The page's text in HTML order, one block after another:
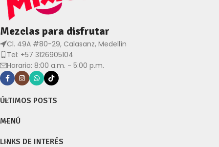
Mezclas para disfrutar
Cl. 49A #80-29, Calasanz, Medellín
Tel: +57 3126905104
Horario: 8:00 a.m. - 5:00 p.m.
ÚLTIMOS POSTS
MENÚ
LINKS DE INTERÉS